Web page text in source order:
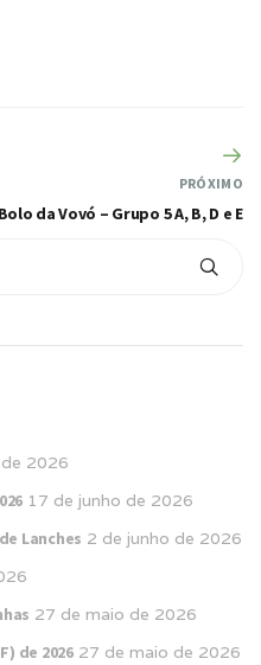
PRÓXIMO
Bolo da Vovó – Grupo 5 A, B, D e E
2026
17 de junho de 2026
Lanches 2 de junho de 2026
27 de maio de 2026
de 2026 27 de maio de 2026